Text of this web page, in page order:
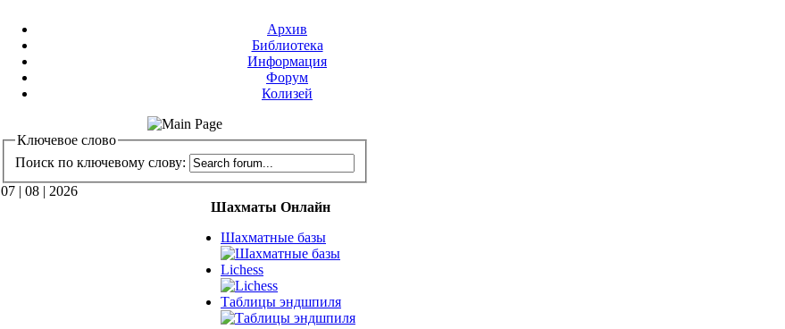
Архив
Библиотека
Информация
Форум
Колизей
Ключевое слово
Поиск по ключевому слову:
07 | 08 | 2026
Шахматы Онлайн
Шахматные базы
Lichess
Таблицы эндшпиля